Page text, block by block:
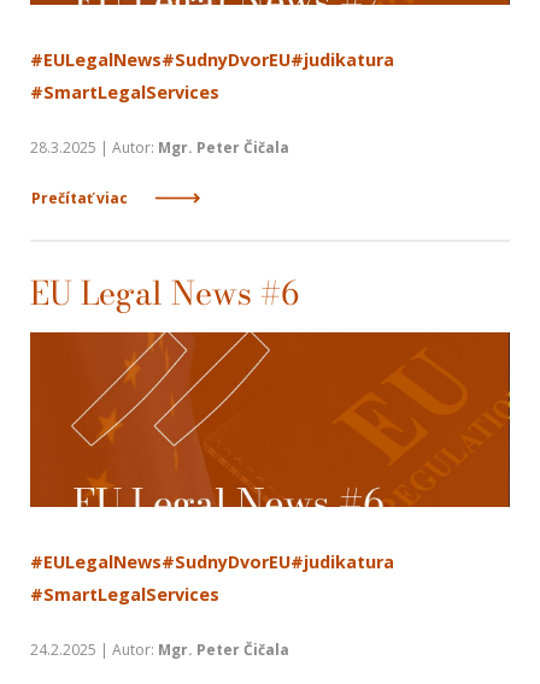
#EULegalNews#SudnyDvorEU#judikatura
#SmartLegalServices
28.3.2025 | Autor: Mgr. Peter Čičala
Prečítať viac
EU Legal News #6
#EULegalNews#SudnyDvorEU#judikatura
#SmartLegalServices
24.2.2025 | Autor: Mgr. Peter Čičala